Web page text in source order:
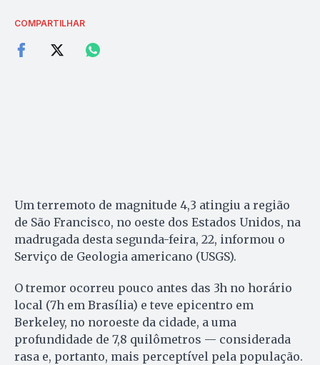
COMPARTILHAR
Um terremoto de magnitude 4,3 atingiu a região
de São Francisco, no oeste dos Estados Unidos, na
madrugada desta segunda-feira, 22, informou o
Serviço de Geologia americano (USGS).
O tremor ocorreu pouco antes das 3h no horário
local (7h em Brasília) e teve epicentro em
Berkeley, no noroeste da cidade, a uma
profundidade de 7,8 quilômetros — considerada
rasa e, portanto, mais perceptível pela população.